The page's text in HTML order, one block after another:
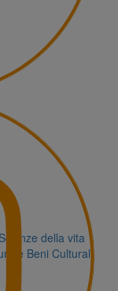
Scienze della vita
e Beni Culturali